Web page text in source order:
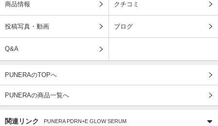
商品情報 クチコミ
投稿写真・動画 ブログ
Q&A
PUNERAのTOPへ
PUNERAの商品一覧へ
関連リンク PUNERA PDRN+E GLOW SERUM